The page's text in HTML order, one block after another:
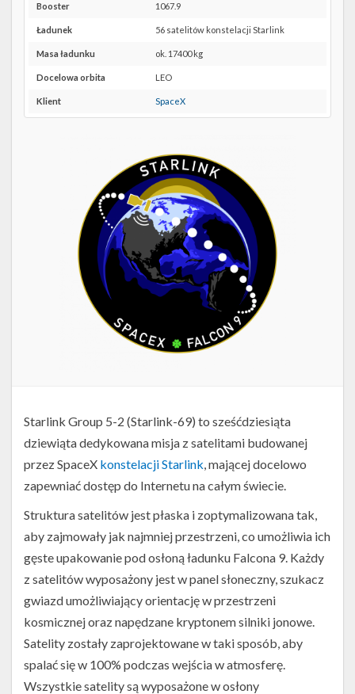
Maps
Booster 1067.9
Ładunek 56 satelitów konstelacji Starlink
Masa ładunku ok. 17400 kg
Docelowa orbita LEO
Klient SpaceX
Starlink Group 5-2 (Starlink-69) to sześćdziesiąta
dziewiąta dedykowana misja z satelitami budowanej
przez SpaceX konstelacji Starlink, mającej docelowo
zapewniać dostęp do Internetu na całym świecie.
Struktura satelitów jest płaska i zoptymalizowana tak,
aby zajmowały jak najmniej przestrzeni, co umożliwia ich
gęste upakowanie pod osłoną ładunku Falcona 9. Każdy
z satelitów wyposażony jest w panel słoneczny, szukacz
gwiazd umożliwiający orientację w przestrzeni
kosmicznej oraz napędzane kryptonem silniki jonowe.
Satelity zostały zaprojektowane w taki sposób, aby
spalać się w 100% podczas wejścia w atmosferę.
Wszystkie satelity są wyposażone w osłony